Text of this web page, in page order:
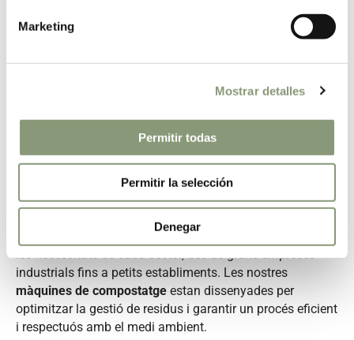
Marketing
Mostrar detalles
Permitir todas
Permitir la selección
Denegar
volen reduir el seu impacte ambiental i millorar l’eficiència
operativa. Implementar un sistema de compostatge
efectiu permet transformar els residus orgànics en
recursos valuosos, contribuint així a una economia
circular i sostenible. A De La Cocina a La Huerta, oferim
una gamma de solucions de compostatge adaptades a
les necessitats de cada sector, des de grans empreses
industrials fins a petits establiments. Les nostres
màquines de compostatge estan dissenyades per
optimitzar la gestió de residus i garantir un procés eficient
i respectuós amb el medi ambient.